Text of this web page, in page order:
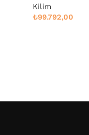
Dokuma Kilim-